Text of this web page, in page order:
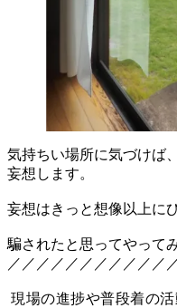
気持ちい場所に気づけば
妄想します。
妄想はきっと想像以上に
騙されたと思ってやって
／／／／／／／／／／／
現場の進捗や普段着の